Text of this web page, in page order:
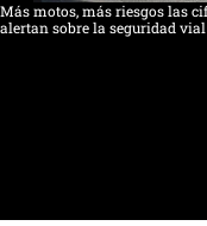
Más motos, más riesgos las
alertan sobre la seguridad vial